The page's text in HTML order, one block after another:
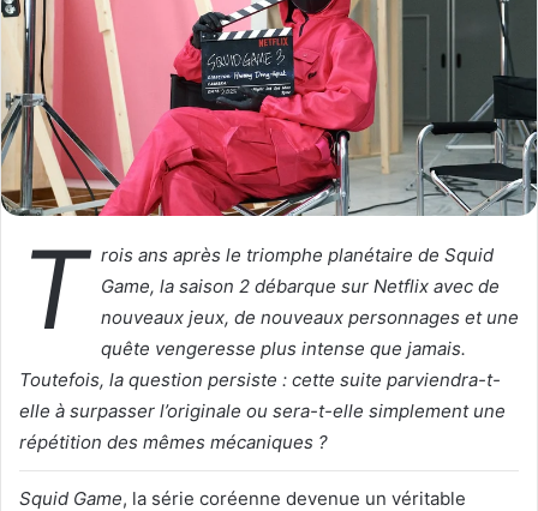
o
n
X
r
u
n
c
o
u
r
r
l
T rois ans après le triomphe planétaire de Squid
Game, la saison 2 débarque sur Netflix avec de
nouveaux jeux, de nouveaux personnages et une
quête vengeresse plus intense que jamais.
Toutefois, la question persiste : cette suite parviendra-t-
elle à surpasser l’originale ou sera-t-elle simplement une
répétition des mêmes mécaniques ?
Squid Game, la série coréenne devenue un véritable